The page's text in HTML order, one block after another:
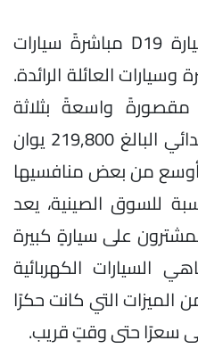
بفضل أبعادها، تنافس سيارة D19 مباشرةً سيارات
وسيارات العائلة الرائدة.
تقدم مقصورةً واسعةً بثلاثة
صفوف، بينما سعرها الابتدائي البالغ 219,800 يوان
من بعض منافسيها
للسوق الصينية، يعد
على سيارةٍ كبيرة
السيارات الكهربائية
التي كانت حكرًا
سعرًا حتى وقتٍ قريب.